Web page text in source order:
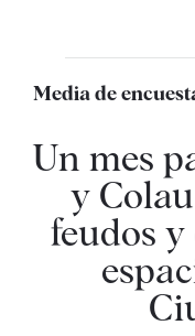
Media de
Un mes
y
feudos